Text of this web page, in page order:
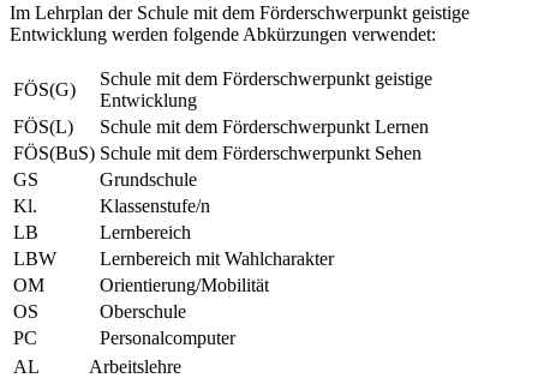
Im Lehrplan der Schule mit dem Förderschwerpunkt geistige
Entwicklung werden folgende Abkürzungen verwendet:
FÖS(G)
Schule mit dem Förderschwerpunkt geistige
Entwicklung
FÖS(L)
Schule mit dem Förderschwerpunkt Lernen
FÖS(BuS) Schule mit dem Förderschwerpunkt Sehen
GS
Grundschule
Kl.
Klassenstufe/n
LB
Lernbereich
LBW
Lernbereich mit Wahlcharakter
OM
Orientierung/Mobilität
OS
Oberschule
PC
Personalcomputer
AL
Arbeitslehre